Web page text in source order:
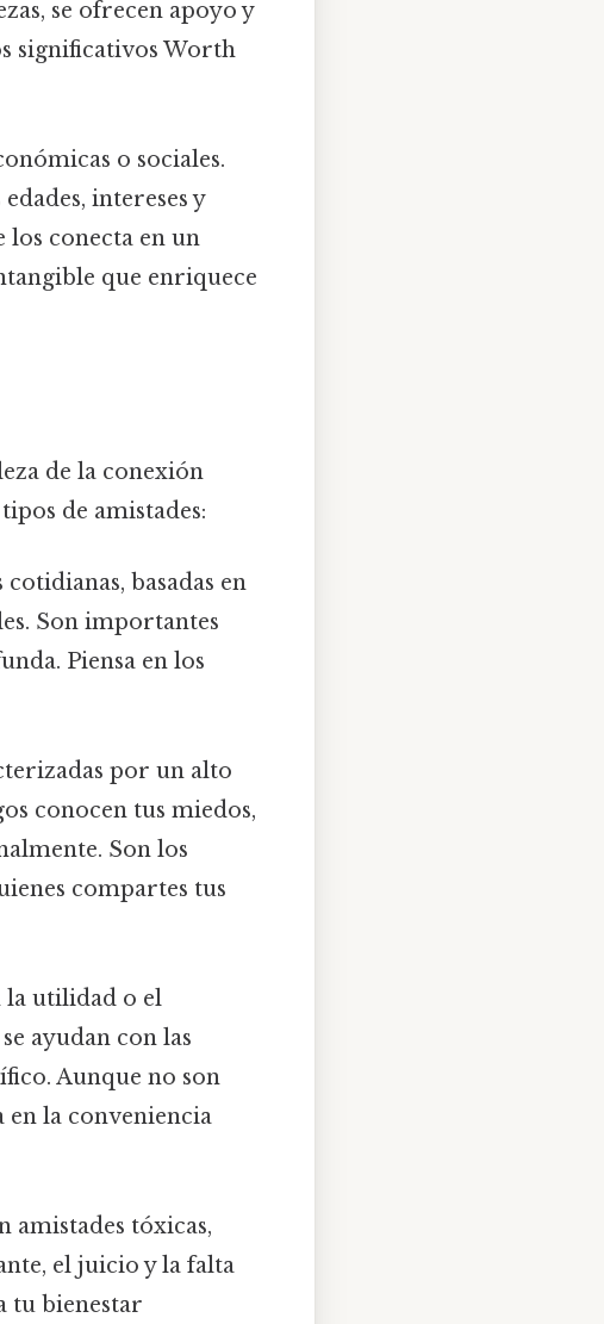
se ofrecen apoyo y
significativos Worth
o sociales.
intereses y
los conecta en un
que enriquece
de la conexión
de amistades:
basadas en
Son importantes
Piensa en los
por un alto
conocen tus miedos,
Son los
compartes tus
la utilidad o el
ayudan con las
Aunque no son
en la conveniencia
amistades tóxicas,
el juicio y la falta
tu bienestar